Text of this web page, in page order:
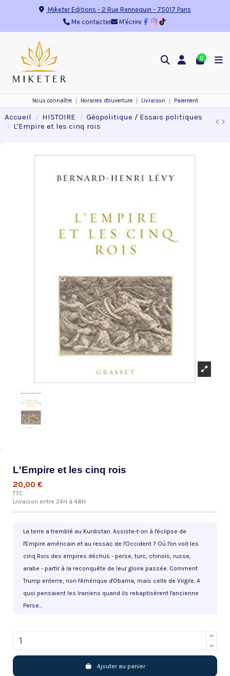
Miketer Editions - 2 Rue Rennequin - 75017 Paris
Me contacter
M'écrire
0
Nous connaître Horaires d'ouverture Livraison Paiement
Accueil HISTOIRE
Géopolitique / Essais politiques
L'Empire et les cinq rois
L'Empire et les cinq rois
20,00 €
TTC
Livraison entre 24H à 48H
La terre a tremblé au Kurdistan. Assiste-t-on à l'éclipse de
l'Empire américain et au ressac de l'Occident ? Où l'on voit les
cinq Rois des empires déchus - perse, turc, chinois, russe,
arabe - partir à la reconquête de leur gloire passée. Comment
Trump enterre, non l'Amérique d'Obama, mais celle de Virgile. A
quoi pensaient les Iraniens quand ils rebaptisèrent l'ancienne
Perse...
Ajouter au panier